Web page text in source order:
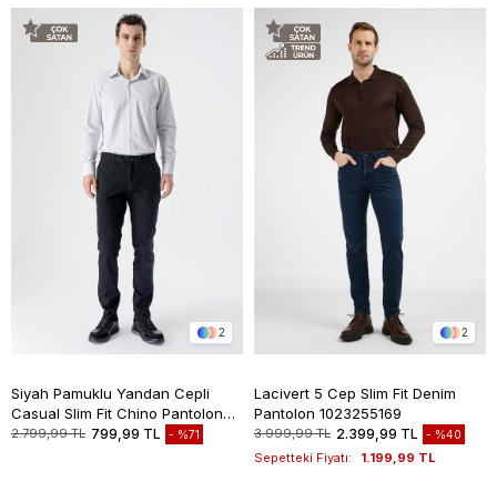
2
Siyah Pamuklu Yandan Cepli
Casual Slim Fit Chino Pantolon
1003235117
2.799,99 TL 799,99 TL %71
2
Lacivert 5 Cep Slim Fit Denim
Pantolon 1023255169
3.999,99 TL 2.399,99 TL %40
Sepetteki Fiyatı: 1.199,99 TL